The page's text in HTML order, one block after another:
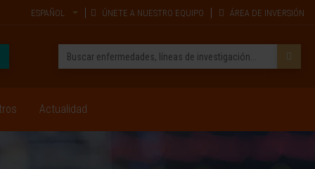
ESPAÑOL ÚNETE A NUESTRO EQUIPO ÁREA DE INVERSIÓN
Actualidad